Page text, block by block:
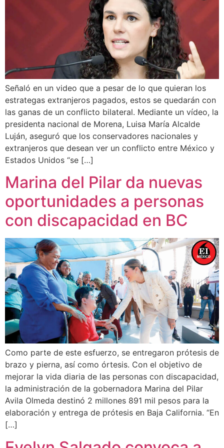
Señaló en un video que a pesar de lo que quieran los
estrategas extranjeros pagados, estos se quedarán con
las ganas de un conflicto bilateral. Mediante un vídeo, la
presidenta nacional de Morena, Luisa María Alcalde
Luján, aseguró que los conservadores nacionales y
extranjeros que desean ver un conflicto entre México y
Estados Unidos “se […]
Marina del Pilar da nuevas
oportunidades a personas
con discapacidad en BC
Como parte de este esfuerzo, se entregaron prótesis de
brazo y pierna, así como órtesis. Con el objetivo de
mejorar la vida diaria de las personas con discapacidad,
la administración de la gobernadora Marina del Pilar
Avila Olmeda destinó 2 millones 891 mil pesos para la
elaboración y entrega de prótesis en Baja California. “En
[…]